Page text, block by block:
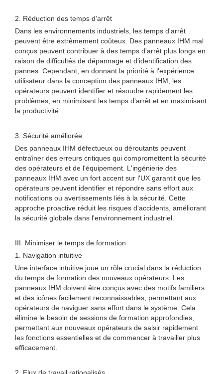
2. Réduction des temps d'arrêt
Dans les environnements industriels, les temps d'arrêt
peuvent être extrêmement coûteux. Des panneaux IHM mal
conçus peuvent contribuer à des temps d'arrêt plus longs en
raison de difficultés de dépannage et d'identification des
pannes. Cependant, en donnant la priorité à l'expérience
utilisateur dans la conception des panneaux IHM, les
opérateurs peuvent identifier et résoudre rapidement les
problèmes, en minimisant les temps d'arrêt et en maximisant
la productivité.
3. Sécurité améliorée
Des panneaux IHM défectueux ou déroutants peuvent
entraîner des erreurs critiques qui compromettent la sécurité
des opérateurs et de l'équipement. L'ingénierie des
panneaux IHM avec un fort accent sur l'UX garantit que les
opérateurs peuvent identifier et répondre sans effort aux
notifications ou avertissements liés à la sécurité. Cette
approche proactive réduit les risques d'accidents, améliorant
la sécurité globale dans l'environnement industriel.
III. Minimiser le temps de formation
1. Navigation intuitive
Une interface intuitive joue un rôle crucial dans la réduction
du temps de formation des nouveaux opérateurs. Les
panneaux IHM doivent être conçus avec des motifs familiers
et des icônes facilement reconnaissables, permettant aux
opérateurs de naviguer sans effort dans le système. Cela
élimine le besoin de sessions de formation approfondies,
permettant aux nouveaux opérateurs de saisir rapidement
les fonctions essentielles et de commencer à travailler plus
efficacement.